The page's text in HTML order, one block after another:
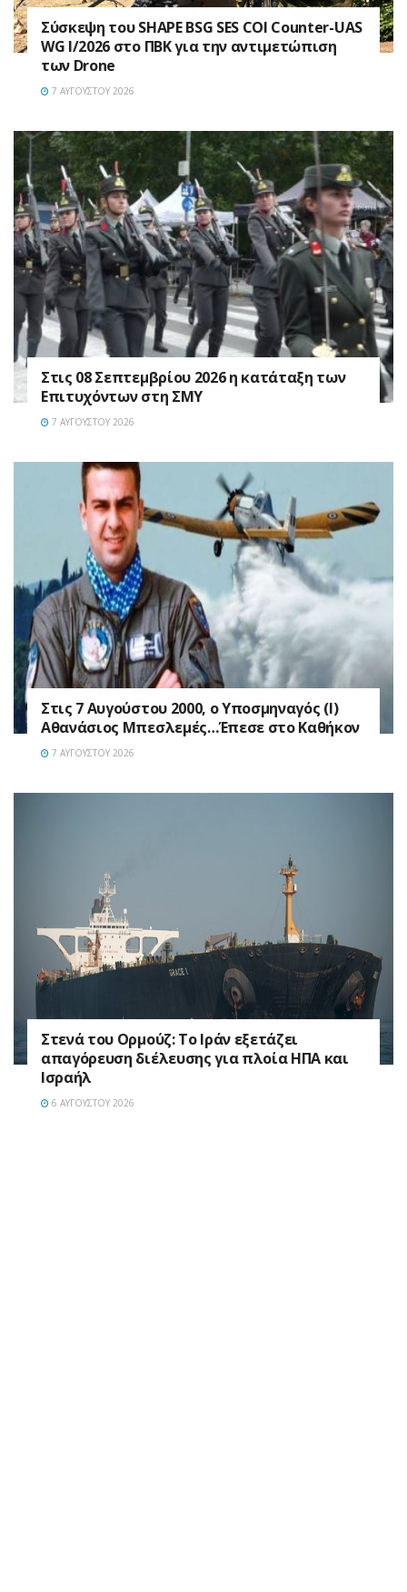
Σύσκεψη του SHAPE BSG SES COI Counter-UAS
WG I/2026 στο ΠΒΚ για την αντιμετώπιση
των Drone
7 ΑΥΓΟΎΣΤΟΥ 2026
Στις 08 Σεπτεμβρίου 2026 η κατάταξη των
Επιτυχόντων στη ΣΜΥ
7 ΑΥΓΟΎΣΤΟΥ 2026
Στις 7 Αυγούστου 2000, ο Υποσμηναγός (Ι)
Αθανάσιος Μπεσλεμές…Έπεσε στο Καθήκον
7 ΑΥΓΟΎΣΤΟΥ 2026
Στενά του Ορμούζ: Το Ιράν εξετάζει
απαγόρευση διέλευσης για πλοία ΗΠΑ και
Ισραήλ
6 ΑΥΓΟΎΣΤΟΥ 2026